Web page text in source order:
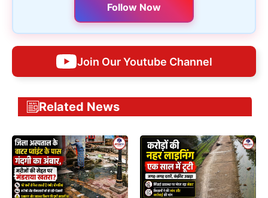
Follow Now
Join Our Youtube Channel
Related News